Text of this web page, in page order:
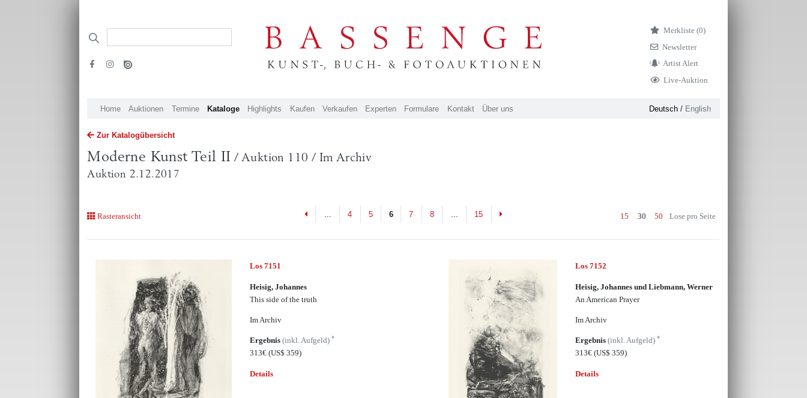
Merkliste (0)
Newsletter
Artist Alert
Live-Auktion
Home Auktionen Termine Kataloge Highlights Kaufen Verkaufen Experten Formulare Kontakt Über uns Deutsch/ English
Zur Katalogübersicht
Moderne Kunst Teil II / Auktion 110 / Im Archiv
Auktion 2.12.2017
Rasteransicht Previous 4 5 6 7 8 15 Next 15 30 50 Lose pro Seite
Los 7151
Heisig, Johannes
This side of the truth
Im Archiv
Ergebnis(inkl. Aufgeld)*
313€(US$ 359)
Details
Los 7152
Heisig, Johannes und Liebmann, Werner
An American Prayer
Im Archiv
Ergebnis (inkl. Aufgeld) *
313€ (US$ 359)
Details